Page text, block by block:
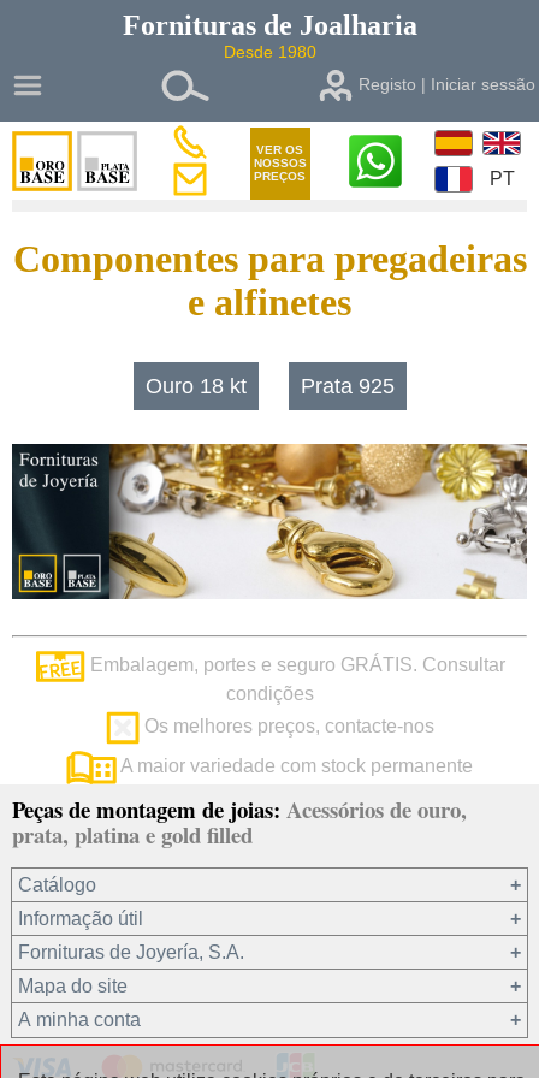
Fornituras de Joalharia
Desde 1980
Registo | Iniciar sessão
VER OS
NOSSOS
PREÇOS
PT
Componentes para pregadeiras
e alfinetes
Ouro 18 kt Prata 925
Embalagem, portes e seguro GRÁTIS. Consultar
condições
Os melhores preços, contacte-nos
A maior variedade com stock permanente
Peças de montagem de joias: Acessórios de ouro,
prata, platina e gold filled
Catálogo
Ouro 18 kt
Ouro 9 kt
Platina 22.8 kt
Prata 925
Informação útil
Fornituras de Joyería, S.A.
Quem somos?
condições de venda
Mapa do site
A minha conta